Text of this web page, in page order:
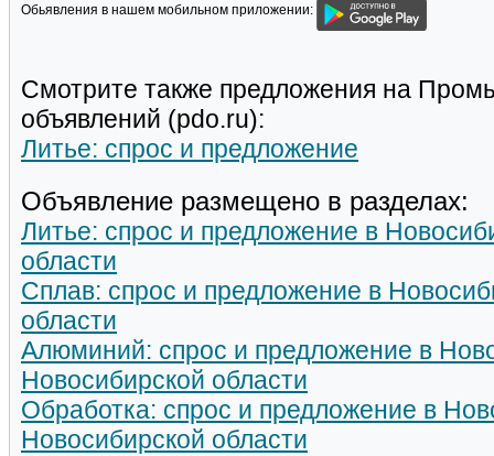
Обьявления в нашем мобильном приложении:
Смотрите также предложения на
объявлений (pdo.ru):
Литье: спрос и предложение
Объявление размещено в разделах:
Литье: спрос и предложение в
области
Сплав: спрос и предложение в
области
Алюминий: спрос и предложение в
Новосибирской области
Обработка: спрос и предложение в
Новосибирской области